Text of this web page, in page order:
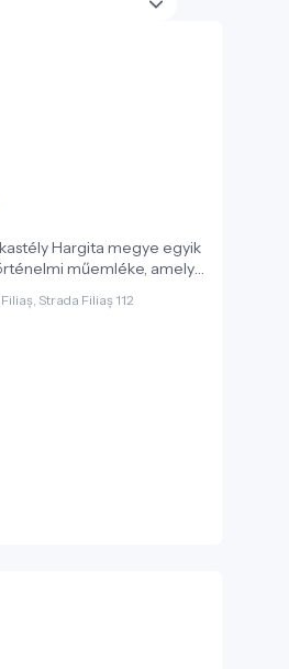
Hargita megye egyik
műemléke, amely
múltat őriz a Nyikó mente
Strada Filiaș 112